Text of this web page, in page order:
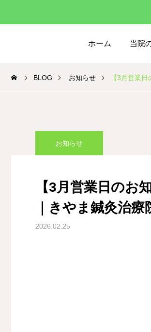
ホーム 当院
BLOG お知らせ 【3月営業
お知らせ
【3月営業日のお
｜きやま鍼灸治療
2026.02.25